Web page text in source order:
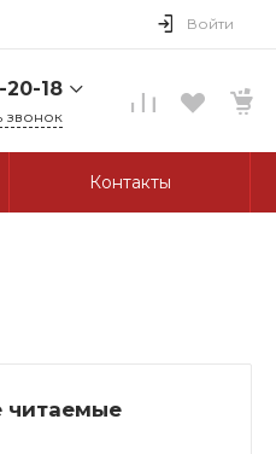
Войти
20-18
ул.
звонок
Контакты
читаемые